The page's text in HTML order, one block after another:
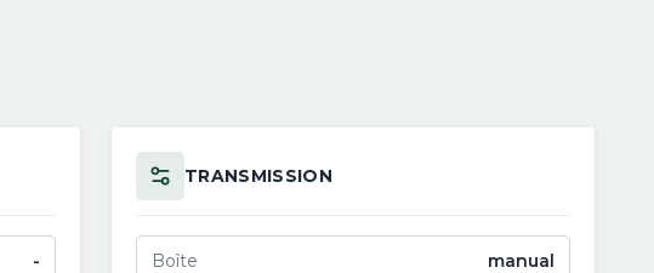
-
TRANSMISSION
Boîte manual